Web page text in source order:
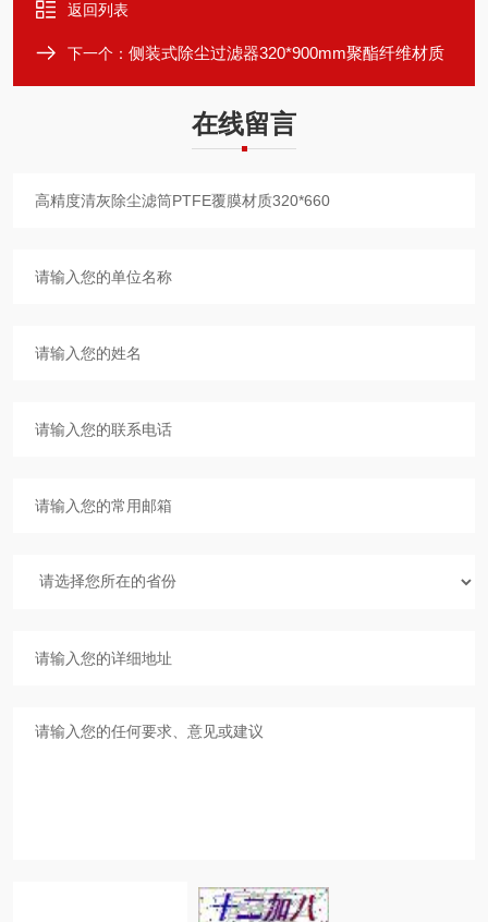
返回列表
下一个： 侧装式除尘过滤器320*900mm聚酯纤维材质
在线留言